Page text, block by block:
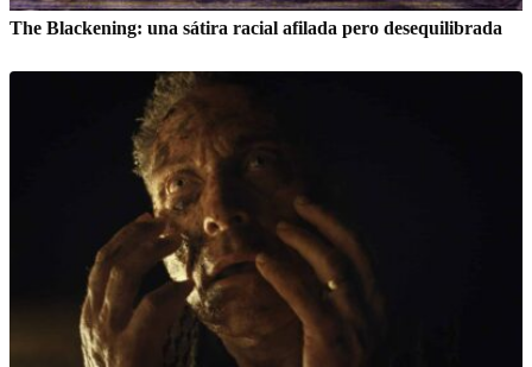
The Blackening: una sátira racial afilada pero desequilibrada